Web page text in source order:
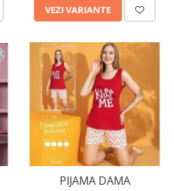
VEZI VARIANTE
PIJAMA DAMA